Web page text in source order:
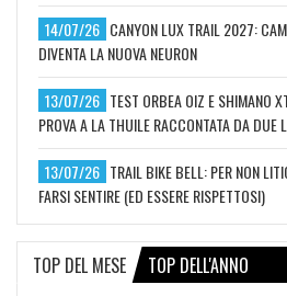
14/07/26 CANYON LUX TRAIL 2027:
DIVENTA LA NUOVA NEURON
13/07/26 TEST ORBEA OIZ E SHIMANO
PROVA A LA THUILE RACCONTATA DA DUE
13/07/26 TRAIL BIKE BELL: PER NON
FARSI SENTIRE (ED ESSERE RISPETTOSI)
TOP DEL MESE TOP DELL'ANNO